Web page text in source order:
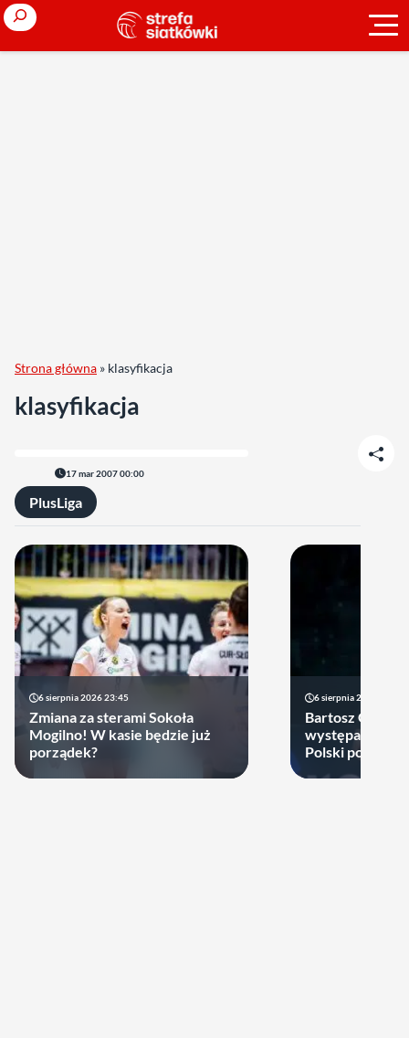
Search
Strona główna » klasyfikacja
klasyfikacja
17 mar 2007 00:00
PlusLiga
6 sierpnia 2026 23:45
Zmiana za sterami Sokoła
Mogilno! W kasie będzie już
porządek?
6 sierpnia 2026 17:40
Bartosz
występach w
Polski podjął